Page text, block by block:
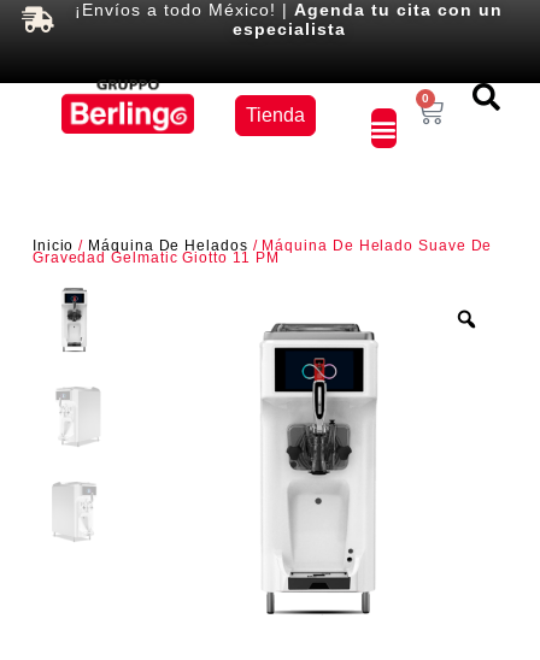
¡Envíos a todo México! |Agenda tu cita con un
especialista
Tienda
0
Inicio / Máquina De Helados / Máquina De Helado Suave De
Gravedad Gelmatic Giotto 11 PM